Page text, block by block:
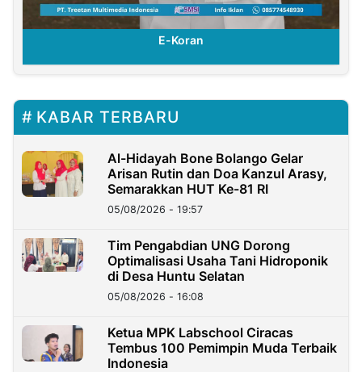
E-Koran
KABAR TERBARU
Al-Hidayah Bone Bolango Gelar
Arisan Rutin dan Doa Kanzul Arasy,
Semarakkan HUT Ke-81 RI
05/08/2026 - 19:57
‎Tim Pengabdian UNG Dorong
Optimalisasi Usaha Tani Hidroponik
di Desa Huntu Selatan
05/08/2026 - 16:08
Ketua MPK Labschool Ciracas
Tembus 100 Pemimpin Muda Terbaik
Indonesia